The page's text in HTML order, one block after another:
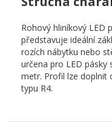
Rohový hliníkový LED
představuje ideální
rozích nábytku nebo
určena pro LED pásky
metr. Profil lze doplnit
typu R4.